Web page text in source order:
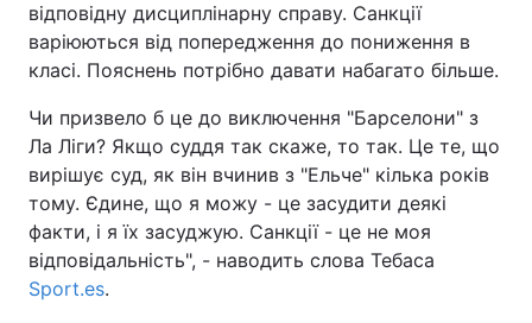
відповідну дисциплінарну справу. Санкції
варіюються від попередження до пониження в
класі. Пояснень потрібно давати набагато більше.
Чи призвело б це до виключення "Барселони" з
Ла Ліги? Якщо суддя так скаже, то так. Це те, що
вирішує суд, як він вчинив з "Ельче" кілька років
тому. Єдине, що я можу - це засудити деякі
факти, і я їх засуджую. Санкції - це не моя
відповідальність", - наводить слова Тебаса
Sport.es.